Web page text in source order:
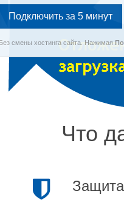
смены хостинга сайта. Нажимая
Что
Защита